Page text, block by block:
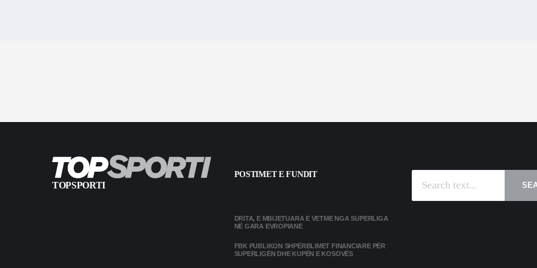
TOPSPORTI
POSTIMET E FUNDIT
DRITA, E MBIJETUARA E VETME NGA SUPERLIGA
NË GARA EVROPIANE
FBK PUBLIKON SHPËRBLIMET FINANCIARE PËR
SUPERLIGËN DHE KUPËN E KOSOVËS